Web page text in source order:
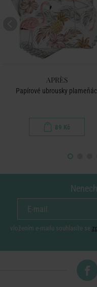
APRÈS
Papírové ubrousky
89 Kč
vložením e-mailu souhlasíte se